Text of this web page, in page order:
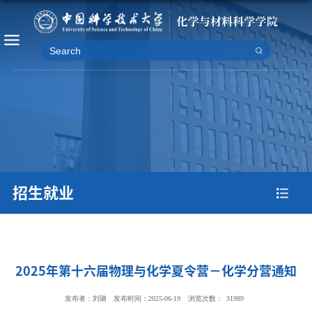
招生就业
2025年第十六届物理与化学夏令营－化学分营通知
发布者：刘璐 发布时间：2025-06-19 浏览次数： 31989